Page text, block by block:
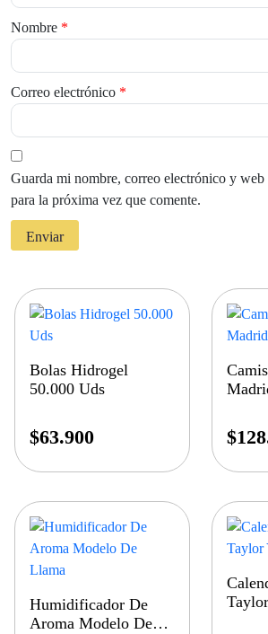
Nombre *
Correo electrónico *
Guarda mi nombre, correo electrónico y web
para la próxima vez que comente.
Bolas Hidrogel
50.000 Uds
$63.900 $
Humidificador De
Aroma Modelo De